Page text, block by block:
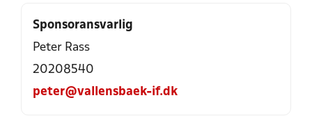
Sponsoransvarlig
Peter Rass
20208540
peter@vallensbaek-if.dk